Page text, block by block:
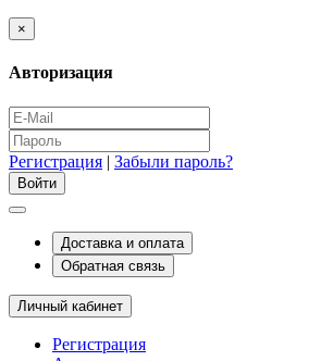
×
Авторизация
Регистрация | Забыли пароль?
Доставка и оплата
Обратная связь
Личный кабинет
Регистрация